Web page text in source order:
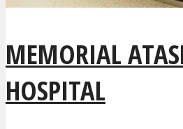
MEMORIAL
HOSPITAL